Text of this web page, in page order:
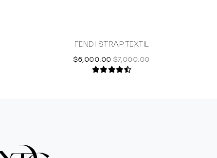
FENDI STRAP TEXTIL
$6,000.00 $7,000.00